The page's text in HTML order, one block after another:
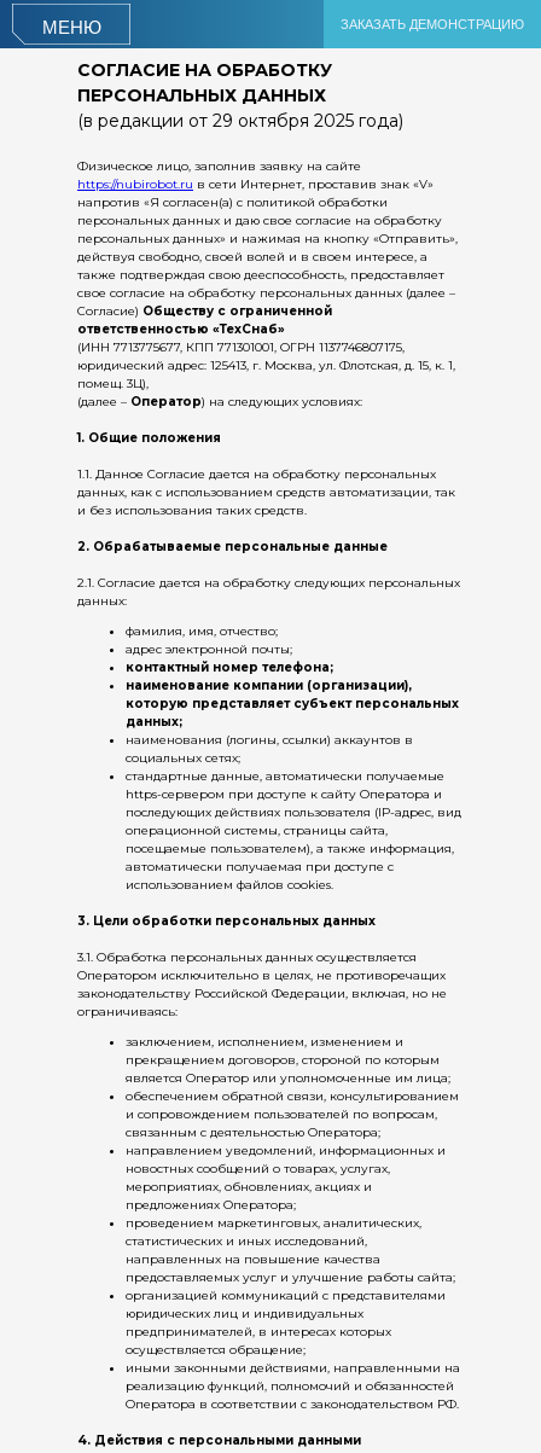
ЗАКАЗАТЬ ДЕМОНСТРАЦИЮ
МЕНЮ
Физическое лицо, заполнив заявку на сайте
https://nubirobot.ru в сети Интернет, проставив знак «V»
напротив «Я согласен(а) с политикой обработки
персональных данных и даю свое согласие на обработку
персональных данных» и нажимая на кнопку «Отправить»,
действуя свободно, своей волей и в своем интересе, а
также подтверждая свою дееспособность, предоставляет
свое согласие на обработку персональных данных (далее –
Согласие) Обществу с ограниченной
ответственностью «ТехСнаб»
(ИНН 7713775677, КПП 771301001, ОГРН 1137746807175,
юридический адрес: 125413, г. Москва, ул. Флотская, д. 15, к. 1,
помещ. 3Ц),
(далее – Оператор) на следующих условиях:
1. Общие положения
1.1. Данное Согласие дается на обработку персональных
данных, как с использованием средств автоматизации, так
и без использования таких средств.
2. Обрабатываемые персональные данные
2.1. Согласие дается на обработку следующих персональных
данных:
фамилия, имя, отчество;
адрес электронной почты;
контактный номер телефона;
наименование компании (организации),
которую представляет субъект персональных
данных;
наименования (логины, ссылки) аккаунтов в
социальных сетях;
стандартные данные, автоматически получаемые
https-сервером при доступе к сайту Оператора и
последующих действиях пользователя (IP-адрес, вид
операционной системы, страницы сайта,
посещаемые пользователем), а также информация,
автоматически получаемая при доступе с
использованием файлов cookies.
3. Цели обработки персональных данных
3.1. Обработка персональных данных осуществляется
Оператором исключительно в целях, не противоречащих
законодательству Российской Федерации, включая, но не
ограничиваясь:
заключением, исполнением, изменением и
прекращением договоров, стороной по которым
является Оператор или уполномоченные им лица;
обеспечением обратной связи, консультированием
и сопровождением пользователей по вопросам,
связанным с деятельностью Оператора;
направлением уведомлений, информационных и
новостных сообщений о товарах, услугах,
мероприятиях, обновлениях, акциях и
предложениях Оператора;
проведением маркетинговых, аналитических,
статистических и иных исследований,
направленных на повышение качества
предоставляемых услуг и улучшение работы сайта;
организацией коммуникаций с представителями
юридических лиц и индивидуальных
предпринимателей, в интересах которых
осуществляется обращение;
иными законными действиями, направленными на
реализацию функций, полномочий и обязанностей
Оператора в соответствии с законодательством РФ.
4. Действия с персональными данными
СОГЛАСИЕ НА ОБРАБОТКУ
ПЕРСОНАЛЬНЫХ ДАННЫХ
(в редакции от 29 октября 2025 года)